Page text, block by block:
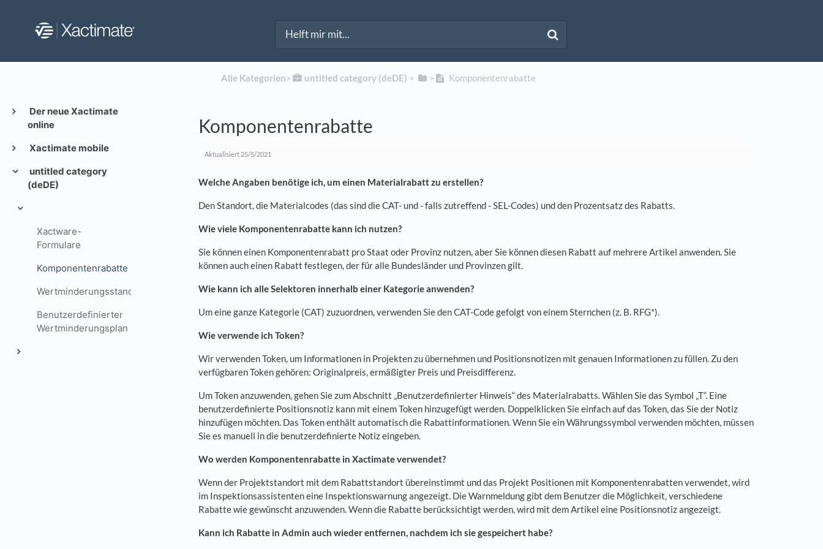
Der neue Xactimate
online
Xactimate mobile
untitled category
(deDE)
Xactware-
Formulare
Komponentenrabatte
Wertminderungsstandards
Benutzerdefinierter
Wertminderungsplan
Alle Kategorien​>​ ​untitled category (deDE) ​ > ​ ​>​ Komponentenrabatte
Komponentenrabatte
Aktualisiert 25/5/2021
Welche Angaben benötige ich, um einen Materialrabatt zu erstellen?
Den Standort, die Materialcodes (das sind die CAT- und - falls zutreffend - SEL-Codes) und den Prozentsatz des Rabatts.
Wie viele Komponentenrabatte kann ich nutzen?
Sie können einen Komponentenrabatt pro Staat oder Provinz nutzen, aber Sie können diesen Rabatt auf mehrere Artikel anwenden. Sie
können auch einen Rabatt festlegen, der für alle Bundesländer und Provinzen gilt.
Wie kann ich alle Selektoren innerhalb einer Kategorie anwenden?
Um eine ganze Kategorie (CAT) zuzuordnen, verwenden Sie den CAT-Code gefolgt von einem Sternchen (z. B. RFG*).
Wie verwende ich Token?
Wir verwenden Token, um Informationen in Projekten zu übernehmen und Positionsnotizen mit genauen Informationen zu füllen. Zu den
verfügbaren Token gehören: Originalpreis, ermäßigter Preis und Preisdifferenz.
Um Token anzuwenden, gehen Sie zum Abschnitt „Benutzerdefinierter Hinweis“ des Materialrabatts. Wählen Sie das Symbol „T“. Eine
benutzerdefinierte Positionsnotiz kann mit einem Token hinzugefügt werden. Doppelklicken Sie einfach auf das Token, das Sie der Notiz
hinzufügen möchten. Das Token enthält automatisch die Rabattinformationen. Wenn Sie ein Währungssymbol verwenden möchten, müssen
Sie es manuell in die benutzerdefinierte Notiz eingeben.
Wo werden Komponentenrabatte in Xactimate verwendet?
Wenn der Projektstandort mit dem Rabattstandort übereinstimmt und das Projekt Positionen mit Komponentenrabatten verwendet, wird
im Inspektionsassistenten eine Inspektionswarnung angezeigt. Die Warnmeldung gibt dem Benutzer die Möglichkeit, verschiedene
Rabatte wie gewünscht anzuwenden. Wenn die Rabatte berücksichtigt werden, wird mit dem Artikel eine Positionsnotiz angezeigt.
Kann ich Rabatte in Admin auch wieder entfernen, nachdem ich sie gespeichert habe?